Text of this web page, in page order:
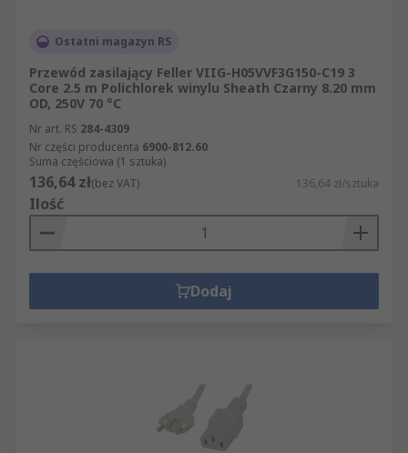
Ostatni magazyn RS
Przewód zasilający Feller VIIG-H05VVF3G150-C19 3
Core 2.5 m Polichlorek winylu Sheath Czarny 8.20 mm
OD, 250V 70 °C
Nr art. RS 284-4309
Nr części producenta 6900-812.60
Suma częściowa (1 sztuka)
136,64 zł(bez VAT) 136,64 zł/sztuka
Ilość
Dodaj